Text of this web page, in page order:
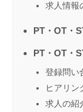
求人情報
PT・OT・
PT・OT・
登録問い
ヒアリン
求人の紹